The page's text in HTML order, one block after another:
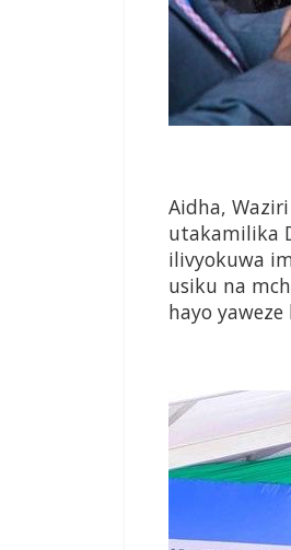
Aidha,
utakamilika
ilivyokuwa
usiku na
hayo